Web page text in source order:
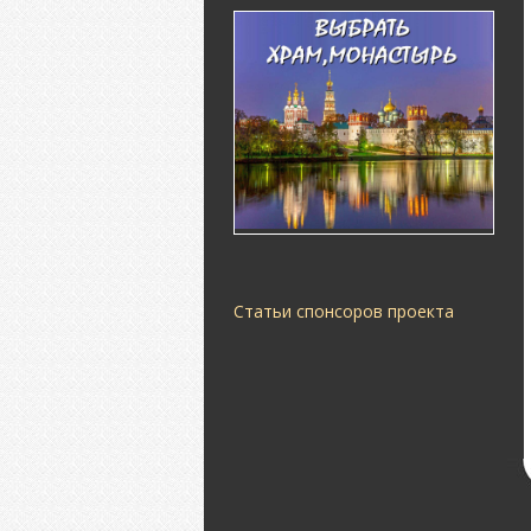
Статьи спонсоров проекта